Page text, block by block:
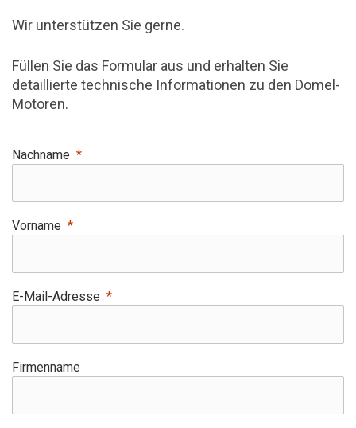
Wir unterstützen Sie gerne.
Füllen Sie das Formular aus und erhalten Sie
detaillierte technische Informationen zu den Domel-
Motoren.
Nachname
Vorname
E-Mail-Adresse
Firmenname